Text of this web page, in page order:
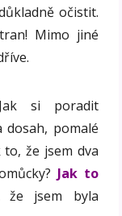
očistit.
Mimo jiné
si poradit
pomalé
že jsem dva
Jak to
jsem byla